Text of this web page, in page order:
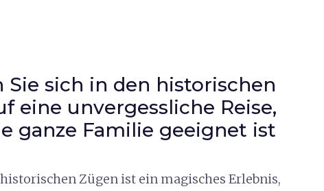
Sie sich in den historischen
eine unvergessliche Reise,
ganze Familie geeignet ist
Zügen ist ein magisches Erlebnis,